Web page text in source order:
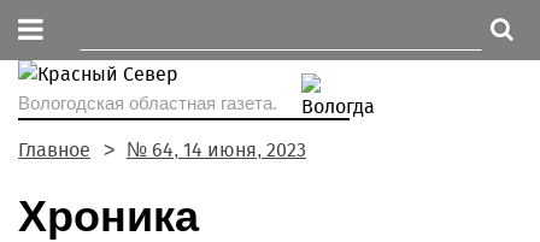
Вологодская областная газета.
Главное № 64, 14 июня, 2023
Хроника